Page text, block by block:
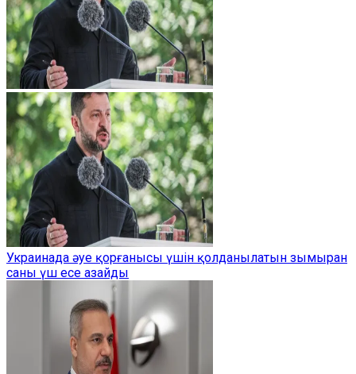
Украинада әуе қорғанысы үшін қолданылатын зымыран
саны үш есе азайды